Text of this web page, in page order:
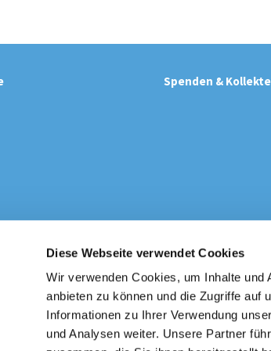
Diese Webseite verwendet Cookies
Wir verwenden Cookies, um Inhalte
anbieten zu können und die Zugriffe auf
Informationen zu Ihrer Verwendung
und Analysen weiter. Unsere Partner
Spenden &
Katholische
Kontakt|